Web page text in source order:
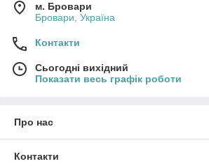
м. Бровари
Бровари, Україна
Контакти
Сьогодні вихідний
Показати весь графік роботи
Про нас
Контакти